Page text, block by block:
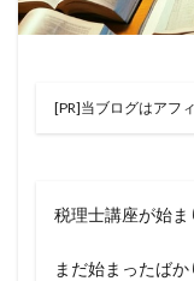
[PR]当ブログはアフ
税理士講座が始ま
まだ始まったば